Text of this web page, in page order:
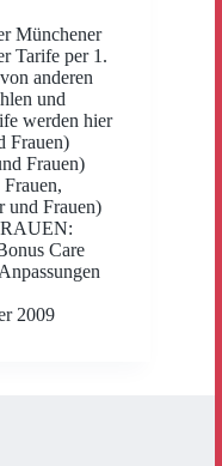
Münchener
Tarife per 1.
anderen
und
werden hier
Frauen)
Frauen)
und Frauen)
Care
2009